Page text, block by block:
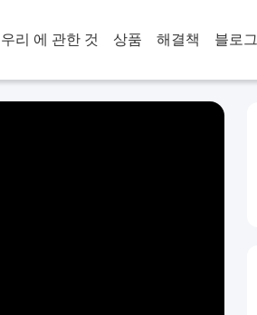
우리 에 관한 것 상품 해결책 블로그